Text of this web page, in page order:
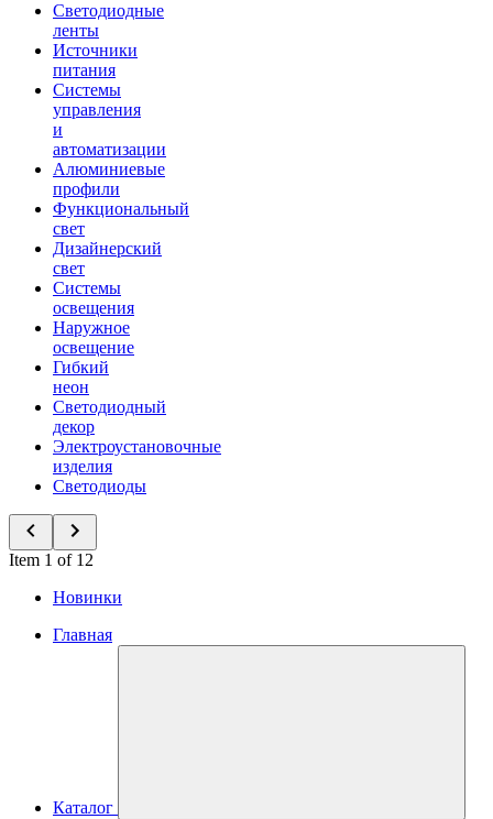
Светодиодные
ленты
Источники
питания
Системы
управления
и
автоматизации
Алюминиевые
профили
Функциональный
свет
Дизайнерский
свет
Системы
освещения
Наружное
освещение
Гибкий
неон
Светодиодный
декор
Электроустановочные
изделия
Светодиоды
Item 1 of 12
Новинки
Главная
Каталог